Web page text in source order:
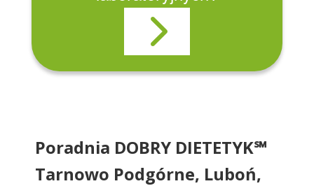
Poradnia DOBRY DIETETYK℠
Tarnowo Podgórne, Luboń,